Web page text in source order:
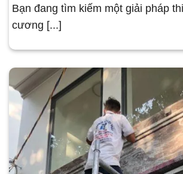
Bạn đang tìm kiếm một giải pháp
cương [...]